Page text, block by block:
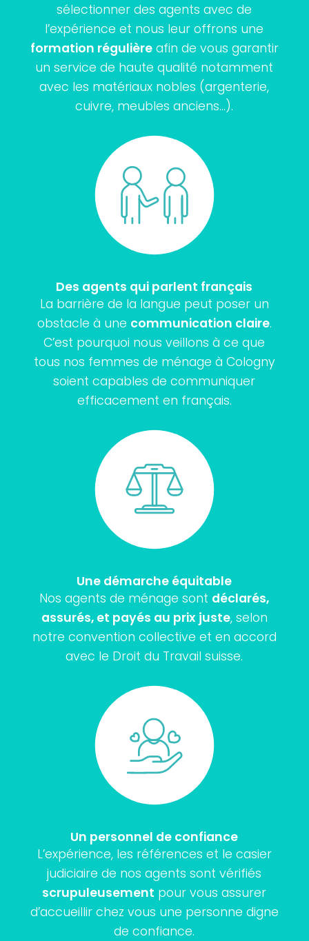
sélectionner des agents avec de
l’expérience et nous leur offrons une
formation régulièreafin de vous garantir
un service de haute qualité notamment
avec les matériaux nobles (argenterie,
cuivre, meubles anciens…).
Des agents qui parlent français
La barrière de la langue peut poser un
obstacle à une communication claire.
C’est pourquoi nous veillons à ce que
tous nos femmes de ménage à Cologny
soient capables de communiquer
efficacement en français.
Une démarche équitable
Nos agents de ménage sont déclarés,
assurés, et payés au prix juste, selon
notre convention collective et en accord
avec le Droit du Travail suisse.
Un personnel de confiance
L’expérience, les références et le casier
judiciaire de nos agents sont vérifiés
scrupuleusement pour vous assurer
d’accueillir chez vous une personne digne
de confiance.